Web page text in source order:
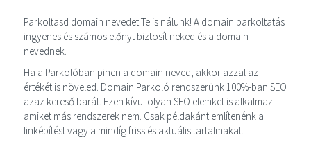
Parkoltasd domain nevedet Te is nálunk! A domain parkoltatás
ingyenes és számos előnyt biztosít neked és a domain
nevednek.
Ha a Parkolóban pihen a domain neved, akkor azzal az
értékét is növeled. Domain Parkoló rendszerünk 100%-ban SEO
azaz kereső barát. Ezen kívül olyan SEO elemket is alkalmaz
amiket más rendszerek nem. Csak példakánt említenénk a
linképítést vagy a mindíg friss és aktuális tartalmakat.